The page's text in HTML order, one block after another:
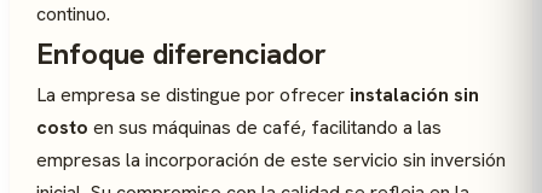
continuo.
Enfoque diferenciador
La empresa se distingue por ofrecer instalación sin
costo en sus máquinas de café, facilitando a las
empresas la incorporación de este servicio sin inversión